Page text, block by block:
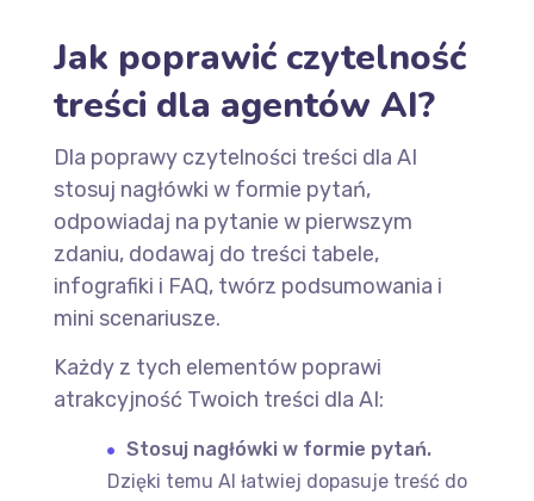
Jak poprawić czytelność
treści dla agentów AI?
Dla poprawy czytelności treści dla AI
stosuj nagłówki w formie pytań,
odpowiadaj na pytanie w pierwszym
zdaniu, dodawaj do treści tabele,
infografiki i FAQ, twórz podsumowania i
mini scenariusze.
Każdy z tych elementów poprawi
atrakcyjność Twoich treści dla AI:
Stosuj nagłówki w formie pytań.
Dzięki temu AI łatwiej dopasuje treść do